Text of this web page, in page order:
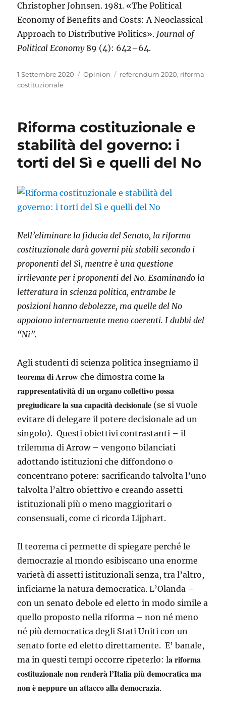
Christopher Johnsen. 1981. «The Political
Economy of Benefits and Costs: A Neoclassical
Approach to Distributive Politics». Journal of
Political Economy89 (4): 642–64.
Pubblicato
il
1 Settembre 2020 Categorie
Opinion Tag
referendum 2020, riforma
costituzionale
Riforma costituzionale e
stabilità del governo: i
torti del Sì e quelli del No
Nell’eliminare la fiducia del Senato, la riforma
costituzionale darà governi più stabili secondo i
proponenti del Sì, mentre è una questione
irrilevante per i proponenti del No. Esaminando la
letteratura in scienza politica, entrambe le
posizioni hanno debolezze, ma quelle del No
appaiono internamente meno coerenti. I dubbi del
“Ni”.
Agli studenti di scienza politica insegniamo il
teorema di Arrow che dimostra comela
rappresentatività di un organo collettivo possa
pregiudicare la sua capacità decisionale (se si vuole
evitare di delegare il potere decisionale ad un
singolo). Questi obiettivi contrastanti – il
trilemma di Arrow – vengono bilanciati
adottando istituzioni che diffondono o
concentrano potere: sacrificando talvolta l’uno
talvolta l’altro obiettivo e creando assetti
istituzionali più o meno maggioritari o
consensuali, come ci ricorda Lijphart.
Il teorema ci permette di spiegare perché le
democrazie al mondo esibiscano una enorme
varietà di assetti istituzionali senza, tra l’altro,
inficiarne la natura democratica. L’Olanda –
con un senato debole ed eletto in modo simile a
quello proposto nella riforma – non né meno
né più democratica degli Stati Uniti con un
senato forte ed eletto direttamente. E’ banale,
ma in questi tempi occorre ripeterlo: la riforma
costituzionale non renderà l’Italia più democratica ma
non è neppure un attacco alla democrazia.